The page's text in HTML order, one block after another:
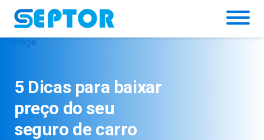
Simulador
5 Dicas para baixar
preço do seu
seguro de carro